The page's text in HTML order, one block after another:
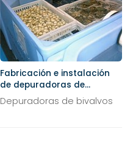
Fabricación e instalación
de depuradoras de
marisco a medida
Depuradoras de bivalvos